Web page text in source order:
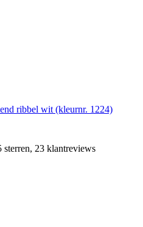
ribbel wit (kleurnr. 1224)
sterren, 23 klantreviews